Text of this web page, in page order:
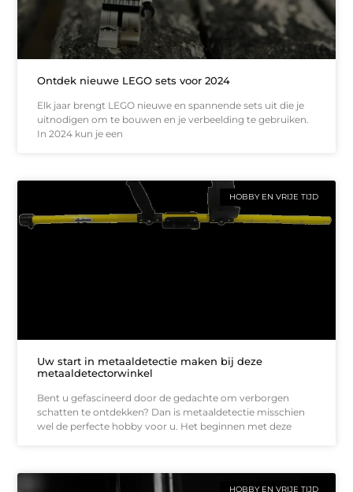
Ontdek nieuwe LEGO sets voor 2024
Elk jaar brengt LEGO nieuwe en spannende sets uit die je
uitnodigen om te bouwen en je verbeelding te gebruiken.
In 2024 kun je een
HOBBY EN VRIJE TIJD
Uw start in metaaldetectie maken bij deze
metaaldetectorwinkel
Bent u gefascineerd door de gedachte om verborgen
schatten te ontdekken? Dan is metaaldetectie misschien
wel de perfecte hobby voor u. Het beginnen met deze
HOBBY EN VRIJE TIJD